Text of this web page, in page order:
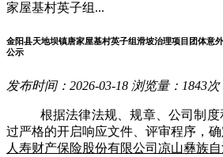
家屋基村英子组...
金阳县天地坝镇唐家屋基村英子组滑坡治理项目团体意
公示
发布时间：2026-03-18 浏览量：1843次
根据法律法规、规章、公司制
过严格的开启响应文件、评审程序，
人寿财产保险股份有限公司凉山彝族